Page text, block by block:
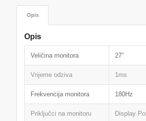
Opis
Opis
Veličina monitora 27”
Vrijeme odziva 1ms
Frekvencija monitora 180Hz
Priključci na monitoru Display